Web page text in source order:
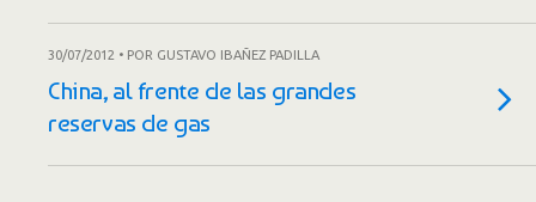
30/07/2012 • POR GUSTAVO IBAÑEZ PADILLA
China, al frente de las grandes
reservas de gas